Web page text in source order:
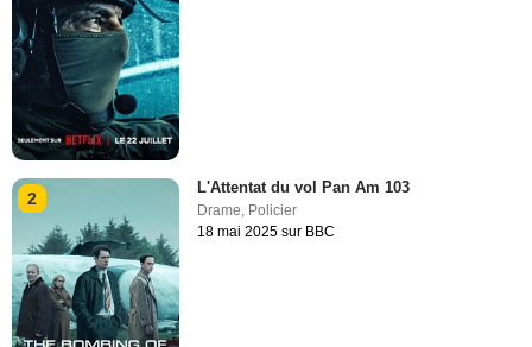
2
L'Attentat du vol Pan Am 103
Drame Policier
18 mai 2025 sur BBC